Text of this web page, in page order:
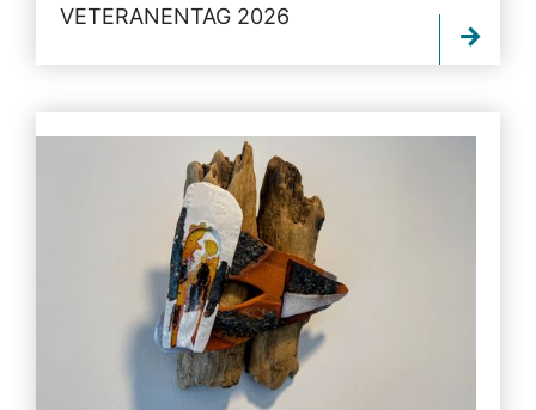
VETERANENTAG 2026